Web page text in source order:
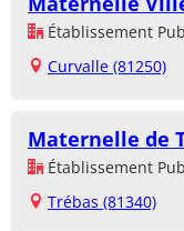
Établissement
Curvalle (81250)
Maternelle de
Établissement
Trébas (81340)